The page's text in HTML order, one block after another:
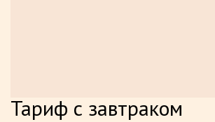
Тариф с завтраком